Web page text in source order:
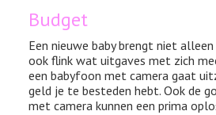
Budget
Een nieuwe baby brengt niet
ook flink wat uitgaves met zich
een babyfoon met camera gaat
geld je te besteden hebt. Ook de
met camera kunnen een prima